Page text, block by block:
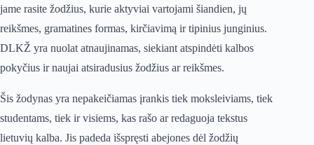
jame rasite žodžius, kurie aktyviai vartojami šiandien, jų
reikšmes, gramatines formas, kirčiavimą ir tipinius junginius.
DLKŽ yra nuolat atnaujinamas, siekiant atspindėti kalbos
pokyčius ir naujai atsiradusius žodžius ar reikšmes.
Šis žodynas yra nepakeičiamas įrankis tiek moksleiviams, tiek
studentams, tiek ir visiems, kas rašo ar redaguoja tekstus
lietuvių kalba. Jis padeda išspręsti abejones dėl žodžių